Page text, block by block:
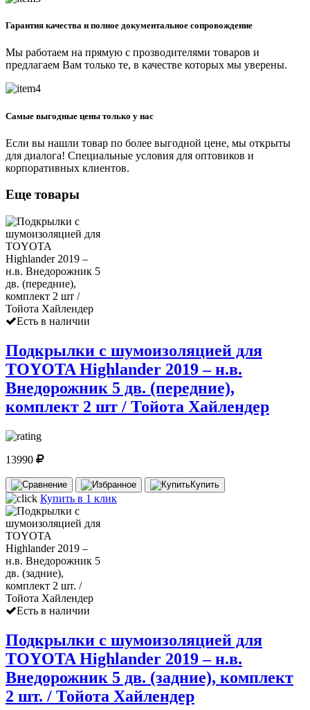
Гарантия качества и полное документальное сопровождение
Мы работаем на прямую с прозводителями товаров и
предлагаем Вам только те, в качестве которых мы уверены.
Самые выгодные цены только у нас
Если вы нашли товар по более выгодной цене, мы открыты
для диалога! Специальные условия для оптовиков и
корпоративных клиентов.
Еще товары
Есть в наличии
Подкрылки с шумоизоляцией для
TOYOTA Highlander 2019 – н.в.
Внедорожник 5 дв. (передние),
комплект 2 шт / Тойота Хайлендер
13990
Купить
Купить в 1 клик
Есть в наличии
Подкрылки с шумоизоляцией для
TOYOTA Highlander 2019 – н.в.
Внедорожник 5 дв. (задние), комплект
2 шт. / Тойота Хайлендер